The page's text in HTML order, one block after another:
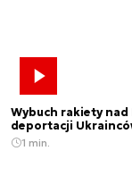
Wybuch rakiety
deportacji
1 min.